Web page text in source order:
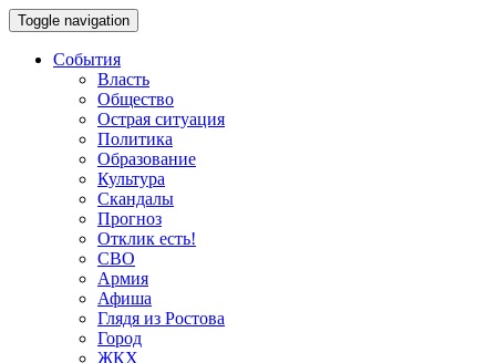
Toggle navigation
События
Власть
Общество
Острая ситуация
Политика
Образование
Культура
Скандалы
Прогноз
Отклик есть!
СВО
Армия
Афиша
Глядя из Ростова
Город
ЖКХ